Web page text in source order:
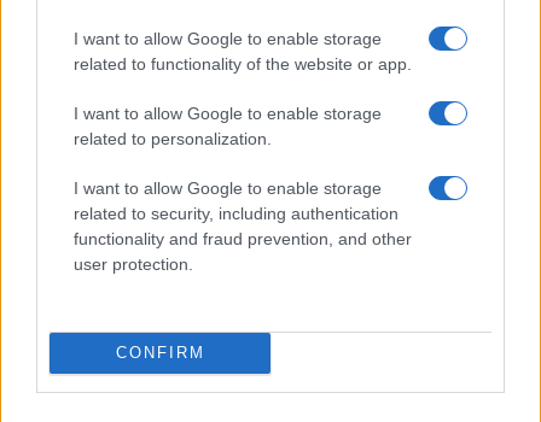
I want to allow Google to enable storage
related to functionality of the website or app.
I want to allow Google to enable storage
related to personalization.
I want to allow Google to enable storage
related to security, including authentication
functionality and fraud prevention, and other
user protection.
CONFIRM
Corte dei conti, la riforma a
metà: si poteva fare di più
Chi firma non deve avere paura, chi paga le tasse
nemmeno. La magistratura contabile non deve
amministrazione
diLuigi Bisignani
8 Agosto 2026, 19:00
1.4k